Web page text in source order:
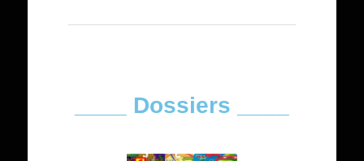
____ Dossiers ____